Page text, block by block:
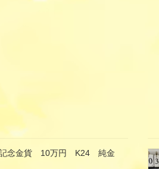
記念金貨 10万円 K24 純金